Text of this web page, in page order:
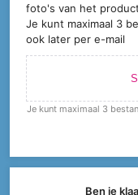
foto's van het
Je kunt maximaal 3
ook later per e-mail
Je kunt maximaal 3
Ben je